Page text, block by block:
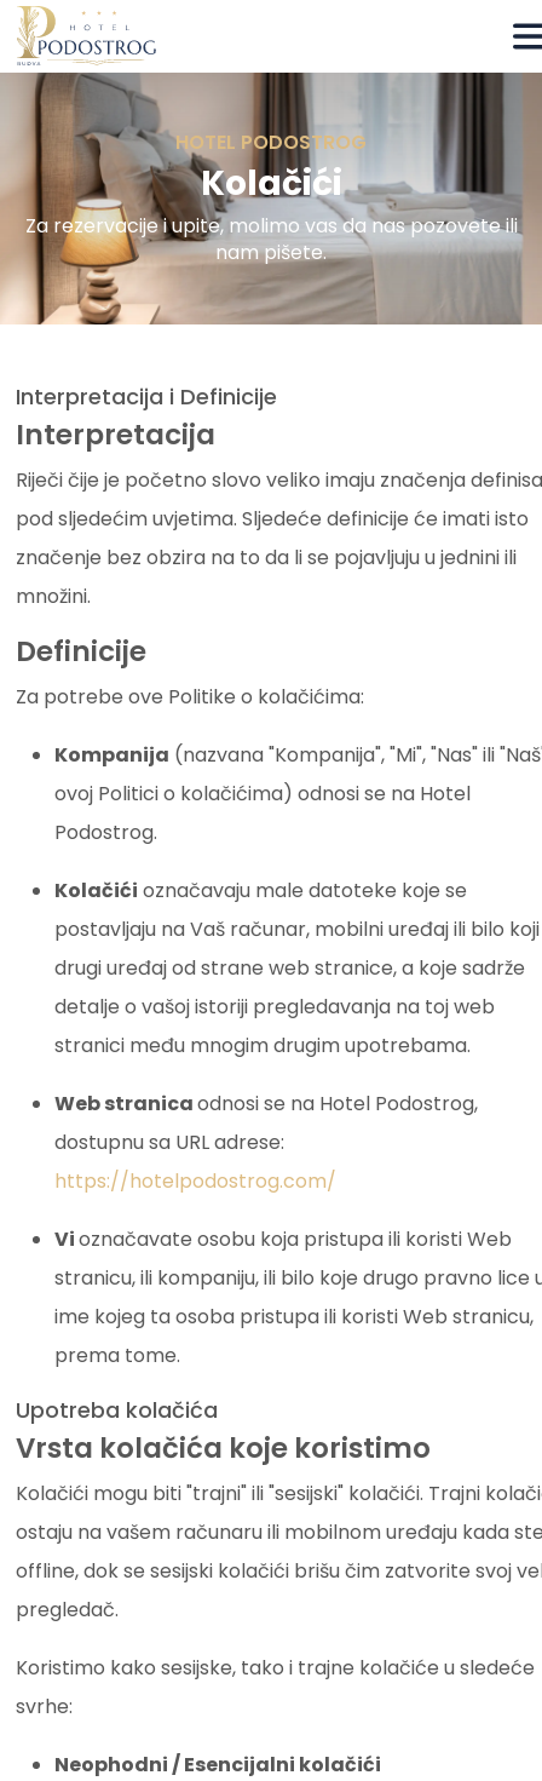
HOTEL PODOSTROG
Kolačići
Za rezervacije i upite, molimo vas da nas pozovete ili
nam pišete.
Interpretacija i Definicije
Interpretacija
Riječi čije je početno slovo veliko imaju značenja
pod sljedećim uvjetima. Sljedeće definicije će imati isto
značenje bez obzira na to da li se pojavljuju u jednini ili
množini.
Definicije
Za potrebe ove Politike o kolačićima:
Kompanija (nazvana "Kompanija", "Mi", "Nas" ili
ovoj Politici o kolačićima) odnosi se na Hotel
Podostrog.
Kolačići označavaju male datoteke koje se
postavljaju na Vaš računar, mobilni uređaj ili bilo koji
drugi uređaj od strane web stranice, a koje sadrže
detalje o vašoj istoriji pregledavanja na toj web
stranici među mnogim drugim upotrebama.
Web stranicaodnosi se na Hotel Podostrog,
dostupnu sa URL adrese:
https://hotelpodostrog.com/
Vioznačavate osobu koja pristupa ili koristi Web
stranicu, ili kompaniju, ili bilo koje drugo pravno lice
ime kojeg ta osoba pristupa ili koristi Web stranicu,
prema tome.
Upotreba kolačića
Vrsta kolačića koje koristimo
Kolačići mogu biti "trajni" ili "sesijski" kolačići. Trajni
ostaju na vašem računaru ili mobilnom uređaju kada
offline, dok se sesijski kolačići brišu čim zatvorite svoj
pregledač.
Koristimo kako sesijske, tako i trajne kolačiće u sledeće
svrhe:
Neophodni / Esencijalni kolačići